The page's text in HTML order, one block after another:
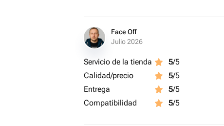
Face Off
Julio 2026
Servicio de la tienda 5/5
Calidad/precio
5/5
Entrega
5/5
Compatibilidad
5/5